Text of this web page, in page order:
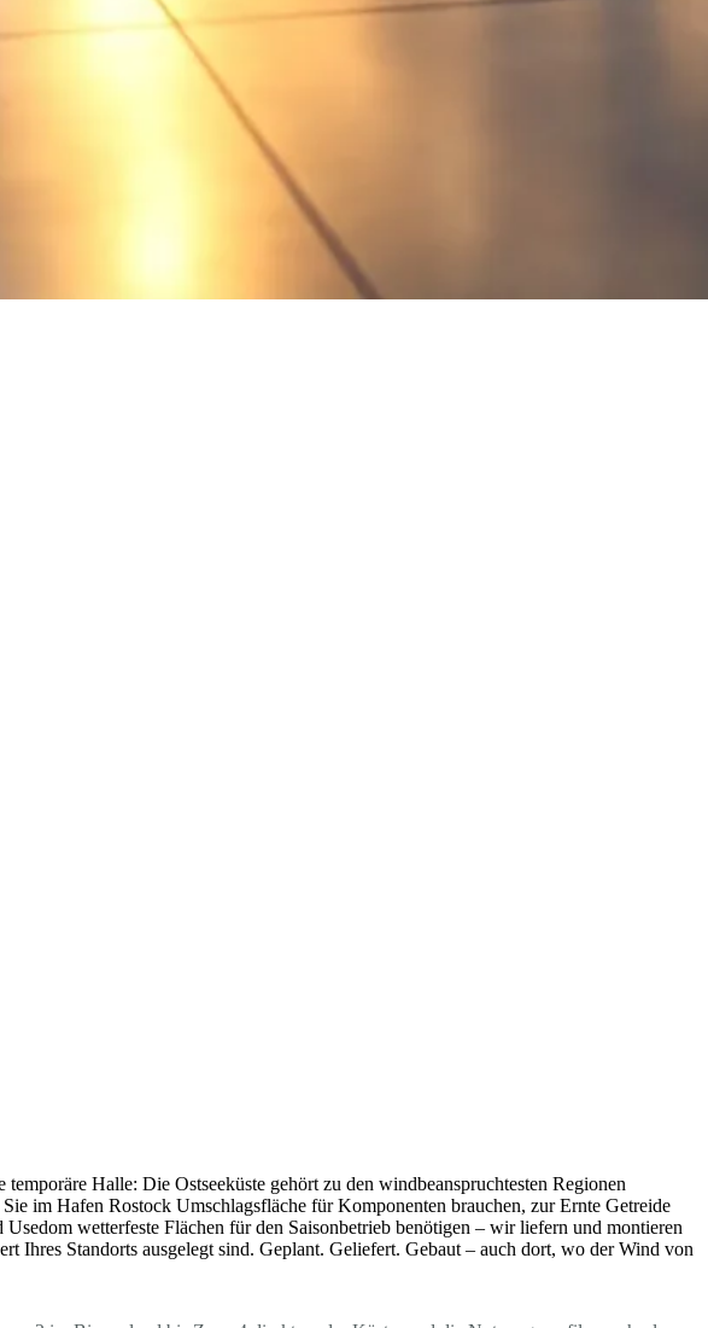
Halle: Die Ostseeküste gehört zu den windbeanspruchtesten Regionen
im Hafen Rostock Umschlagsfläche für Komponenten brauchen, zur Ernte Getreide
wetterfeste Flächen für den Saisonbetrieb benötigen – wir liefern und montieren
Ihres Standorts ausgelegt sind. Geplant. Geliefert. Gebaut – auch dort, wo der Wind von